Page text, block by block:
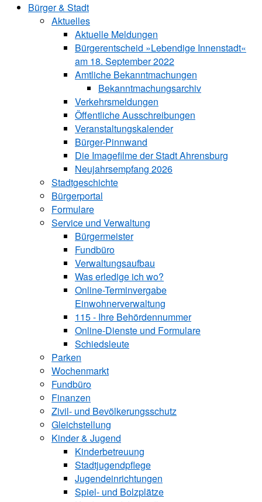
Bürger & Stadt
Aktuelles
Aktuelle Meldungen
Bürgerentscheid »Lebendige Innenstadt«
am 18. September 2022
Amtliche Bekanntmachungen
Bekanntmachungs­archiv
Verkehrsmeldungen
Öffentliche Ausschreibungen
Veranstaltungskalender
Bürger-Pinnwand
Die Imagefilme der Stadt Ahrensburg
Neujahrsempfang 2026
Stadtgeschichte
Bürgerportal
Formulare
Service und Verwaltung
Bürgermeister
Fundbüro
Verwaltungsaufbau
Was erledige ich wo?
Online-Terminvergabe
Einwohnerverwaltung
115 - Ihre Behördennummer
Online-Dienste und Formulare
Schiedsleute
Parken
Wochenmarkt
Fundbüro
Finanzen
Zivil- und Bevölkerungsschutz
Gleichstellung
Kinder & Jugend
Kinderbetreuung
Stadtjugendpflege
Jugendeinrichtungen
Spiel- und Bolzplätze